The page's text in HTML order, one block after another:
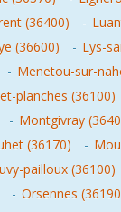
(36400) -
(36600) - Lys-
- Menetou-sur-
planches (36100)
- Montgivray
(36170) -
pailloux (36100)
- Orsennes